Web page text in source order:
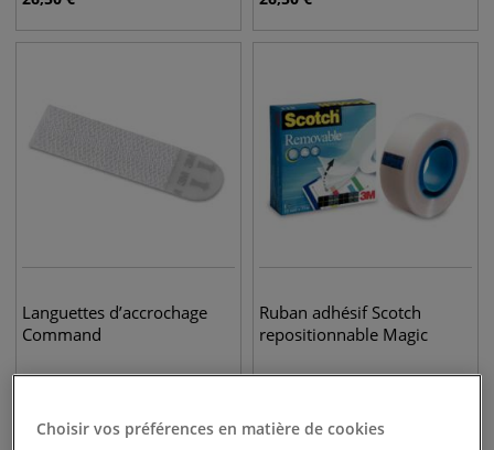
Languettes d’accrochage
Command
9,45€
Ruban adhésif Scotch
repositionnable Magic
5,75€
Choisir vos préférences en matière de cookies